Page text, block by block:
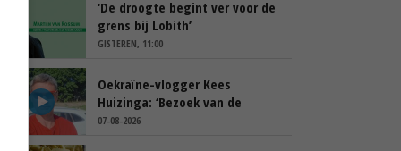
‘De droogte begint ver voor de
grens bij Lobith’
GISTEREN, 11:00
Oekraïne-vlogger Kees
Huizinga: ‘Bezoek van de
ambassade mag zelf groente
07-08-2026